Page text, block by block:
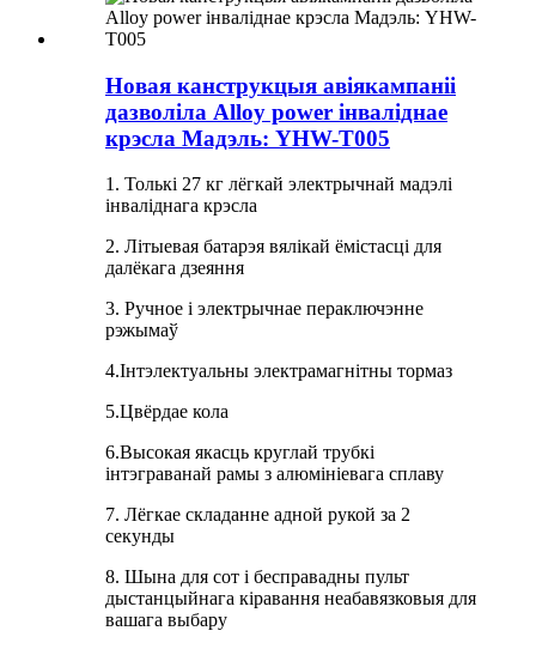
Новая канструкцыя авіякампаніі
дазволіла Alloy power інваліднае
крэсла Мадэль: YHW-T005
1. Толькі 27 кг лёгкай электрычнай мадэлі
інваліднага крэсла
2. Літыевая батарэя вялікай ёмістасці для
далёкага дзеяння
3. Ручное і электрычнае пераключэнне
рэжымаў
4.Інтэлектуальны электрамагнітны тормаз
5.Цвёрдае кола
6.Высокая якасць круглай трубкі
інтэграванай рамы з алюмініевага сплаву
7. Лёгкае складанне адной рукой за 2
секунды
8. Шына для сот і бесправадны пульт
дыстанцыйнага кіравання неабавязковыя для
вашага выбару